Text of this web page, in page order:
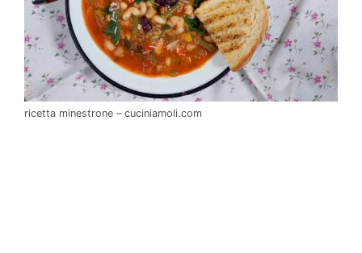
ricetta minestrone – cuciniamoli.com